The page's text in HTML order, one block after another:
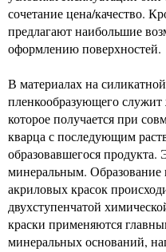
сочетание цена/качество.
предлагают наибольшие
оформлению поверхностей.
В материалах на
пленкообразующего служит
которое получается при
кварца с последующим
образовавшегося продукта.
минеральным. Образование
акриловых красок
двухступенчатой
краски применяются
минеральных оснований,